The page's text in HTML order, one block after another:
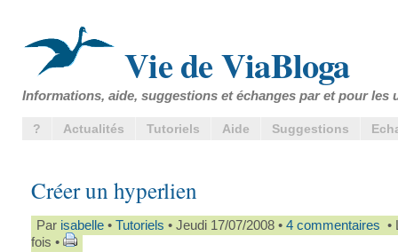
Vie de ViaBloga
Informations, aide, suggestions et échanges par et pour les
? Actualités Tutoriels Aide Suggestions
Créer un hyperlien
Par isabelle • Tutoriels • Jeudi 17/07/2008 • 4 commentaires •
fois •